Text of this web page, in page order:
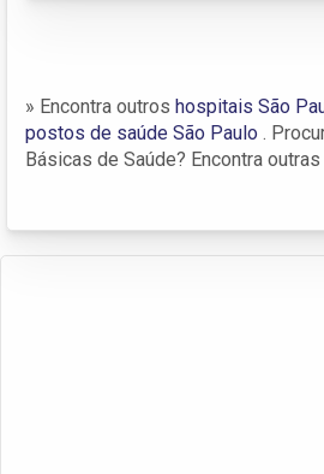
» Encontra outros hospitais São
postos de saúde São Paulo .
Básicas de Saúde? Encontra outras